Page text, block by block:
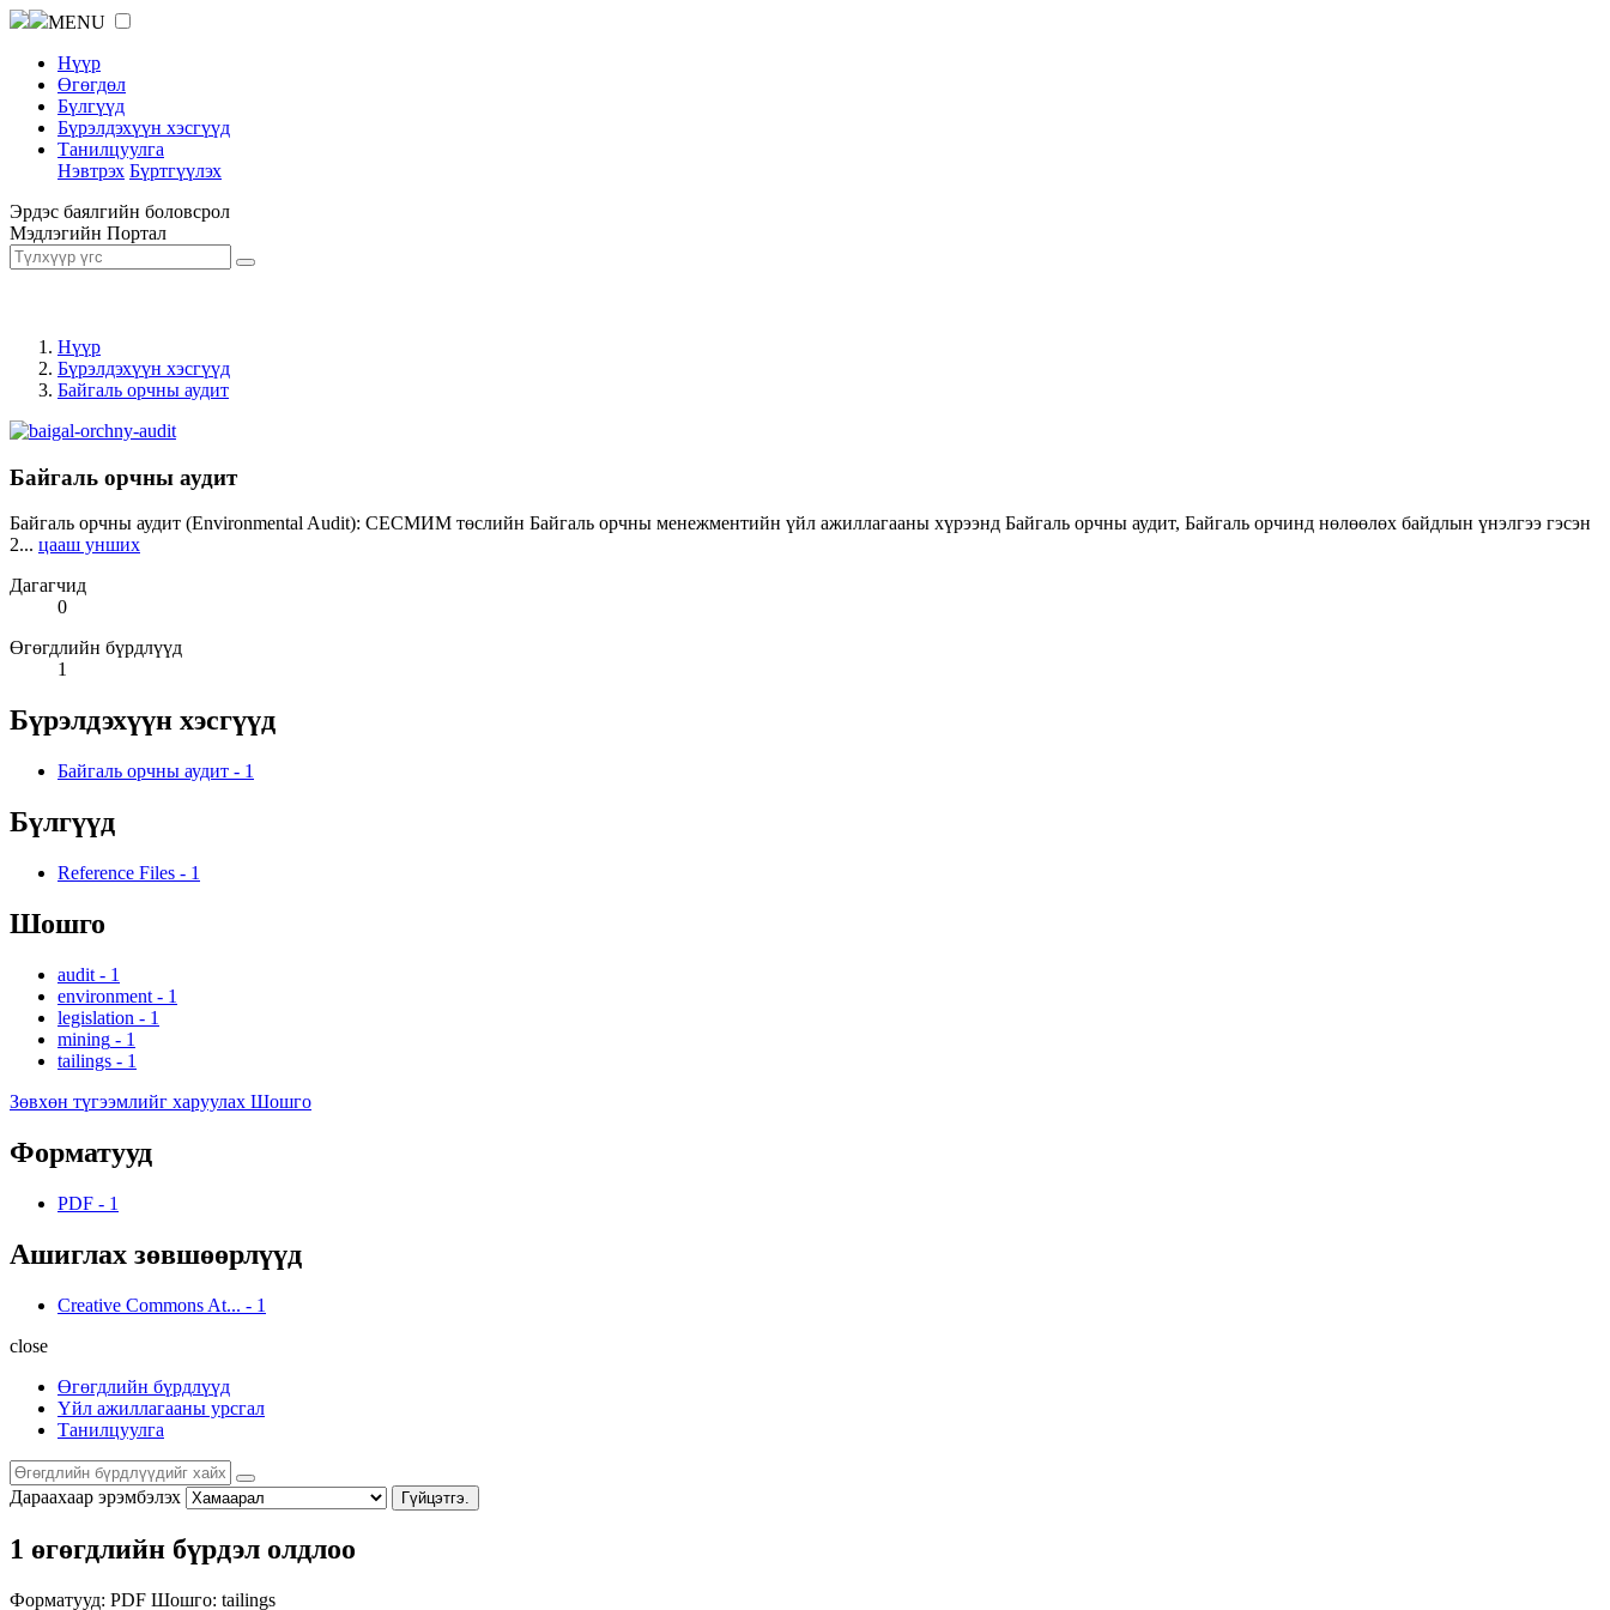
MENU
Нүүр
Өгөгдөл
Бүлгүүд
Бүрэлдэхүүн хэсгүүд
Танилцуулга
Нэвтрэх Бүртгүүлэх
Эрдэс баялгийн боловсрол
Мэдлэгийн Портал
Нүүр
Бүрэлдэхүүн хэсгүүд
Байгаль орчны аудит
Байгаль орчны аудит
Байгаль орчны аудит (Environmental Audit): СЕСМИМ төслийн Байгаль орчны менежментийн үйл ажиллагааны хүрээнд Байгаль орчны аудит, Байгаль орчинд нөлөөлөх байдлын үнэлгээ гэсэн
2... цааш унших
Дагагчид
0
Өгөгдлийн бүрдлүүд
1
Бүрэлдэхүүн хэсгүүд
Байгаль орчны аудит - 1
Бүлгүүд
Reference Files - 1
Шошго
audit - 1
environment - 1
legislation - 1
mining - 1
tailings - 1
Зөвхөн түгээмлийг харуулах Шошго
Форматууд
PDF - 1
Ашиглах зөвшөөрлүүд
Creative Commons At... - 1
close
Өгөгдлийн бүрдлүүд
Үйл ажиллагааны урсгал
Танилцуулга
Дараахаар эрэмбэлэх Гүйцэтгэ.
1 өгөгдлийн бүрдэл олдлоо
Форматууд: PDF Шошго: tailings